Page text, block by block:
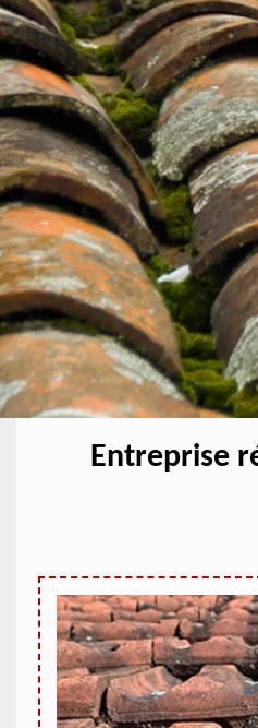
Entreprise